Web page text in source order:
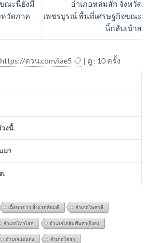
ณะนี้ยังมี
วัดภาค
อำเภอหล่มสัก จังหวัด
เพชรบูรณ์ พื้นที่เศรษฐกิจขณะ
นี้กลับเข้าส
https://ด่วน.com/iae5 📋 | ดู : 10 ครั้ง
งนี้.
มา
.
เนื้อหาข่าว สิ่งแวดล้อมดี อำเภอไพศาลี
อำเภอไทรโยค อำเภอโกสัมพีนคร(กิ่งอ.)
อำเภอแม่แตง อำเภอไชยา